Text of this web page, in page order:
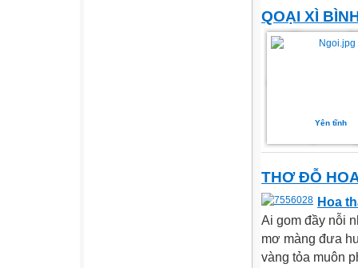
QOẠI XÌ
Yên tĩnh
THƠ ĐỖ
Hoa
Ai gom đầy nỗi
mơ màng đưa
vàng tỏa muôn